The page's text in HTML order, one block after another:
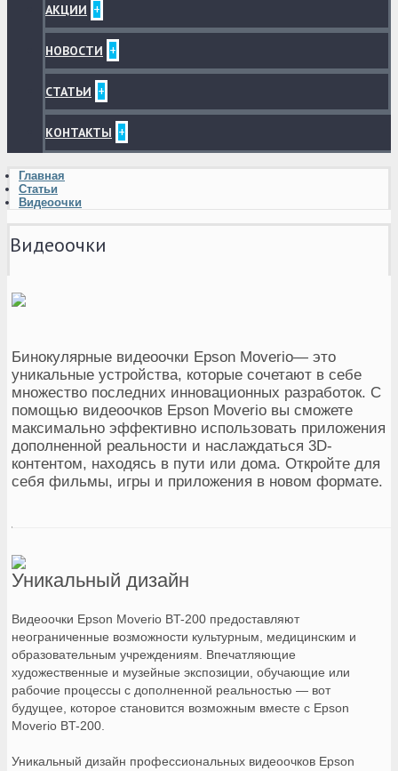
АКЦИИ +
НОВОСТИ +
СТАТЬИ +
КОНТАКТЫ +
Главная
Статьи
Видеоочки
Видеоочки
Бинокулярные видеоочки Epson Moverio— это
уникальные устройства, которые сочетают в себе
множество последних инновационных разработок. С
помощью видеоочков Epson Moverio вы сможете
максимально эффективно использовать приложения
дополненной реальности и наслаждаться 3D-
контентом, находясь в пути или дома. Откройте для
себя фильмы, игры и приложения в новом формате.
Уникальный дизайн
Видеоочки Epson Moverio BT-200 предоставляют
неограниченные возможности культурным, медицинским и
образовательным учреждениям. Впечатляющие
художественные и музейные экспозиции, обучающие или
рабочие процессы с дополненной реальностью — вот
будущее, которое становится возможным вместе с Epson
Moverio BT-200.
Уникальный дизайн профессиональных видеоочков Epson